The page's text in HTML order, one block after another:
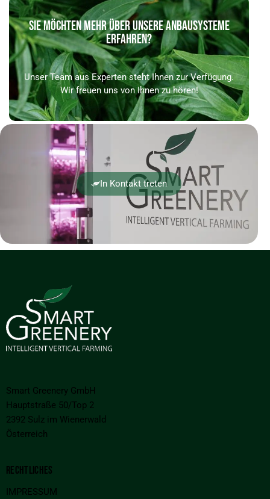
SIE MÖCHTEN MEHR ÜBER UNSERE ANBAUSYSTEME
ERFAHREN?
Unser Team aus Experten steht Ihnen zur Verfügung.
Wir freuen uns von Ihnen zu hören!
In Kontakt treten
Smart Greenery GmbH
Hauptstraße 50/Top 2
2392 Sulz im Wienerwald
Österreich
RECHTLICHES
IMPRESSUM